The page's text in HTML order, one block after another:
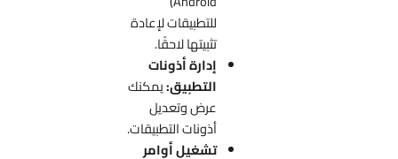
للتطبيقات لإعادة
تثبيتها لاحقًا.
إدارة أذونات
التطبيق:يمكنك
عرض وتعديل
أذونات التطبيقات.
تشغيل أوامر